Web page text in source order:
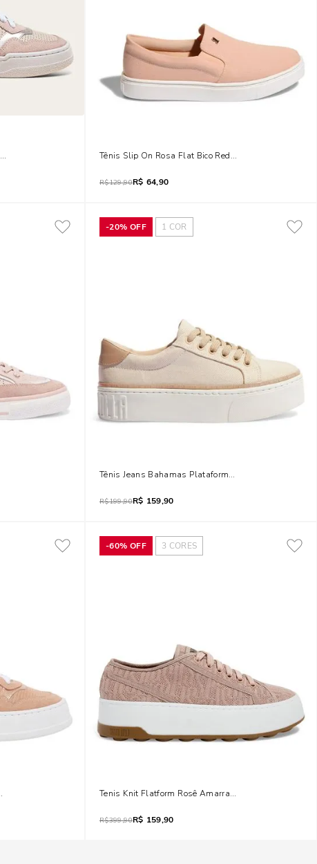
Recorte Metalizado Tênis Slip On Rosa Flat Bico Redondo
R$129,90R$ 64,90
-20% OFF 1 COR
Tênis Jeans Bahamas Plataforma Rosa Quartzo
R$199,90R$ 159,90
Rose
-60% OFF 3 CORES
Tenis Knit Flatform Rosê Amarração
R$399,90R$ 159,90